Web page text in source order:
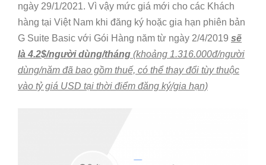
ngày 29/1/2021. Vì vậy mức giá mới cho các Khách
hàng tại Việt Nam khi đăng ký hoặc gia hạn phiên bản
G Suite Basic với Gói Hàng năm từ ngày 2/4/2019 sẽ
là 4.2$/người dùng/tháng (khoảng 1.316.000đ/người
dùng/năm đã bao gồm thuế, có thể thay đổi tùy thuộc
vào tỷ giá USD tại thời điểm đăng ký/gia hạn)